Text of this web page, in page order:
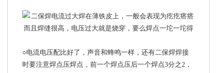
○电流电压配比好了，声音和蜂鸣一样，还有二保焊焊接
时要注意焊点压焊点，前一个焊点压后一个焊点3分之2，